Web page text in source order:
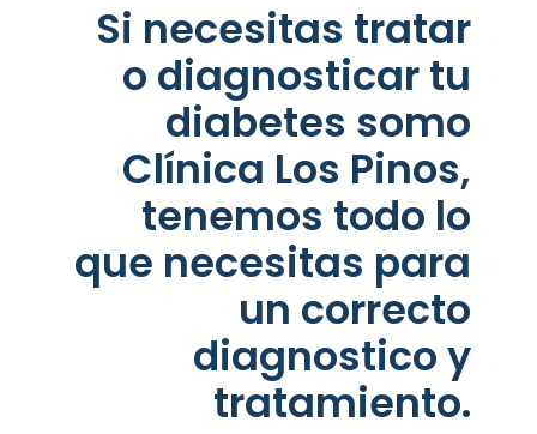
Si necesitas tratar
o diagnosticar tu
diabetes somo
Clínica Los Pinos,
tenemos todo lo
que necesitas para
un correcto
diagnostico y
tratamiento.